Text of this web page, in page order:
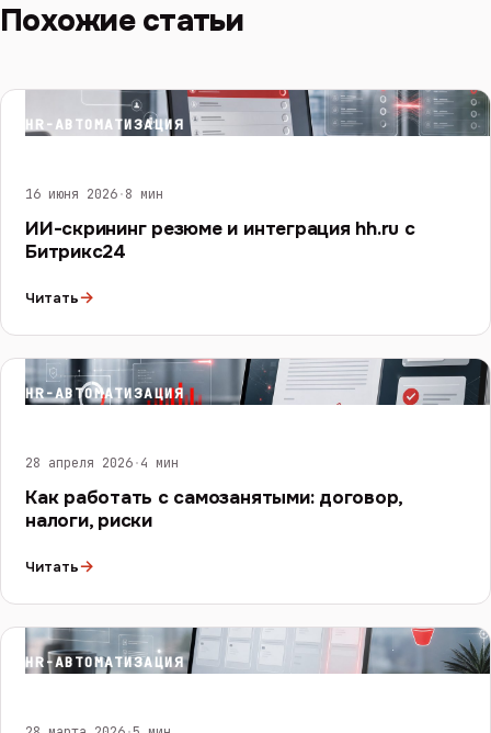
Похожие статьи
HR-АВТОМАТИЗАЦИЯ
16 июня 2026·8 мин
ИИ-скрининг резюме и интеграция hh.ru с
Битрикс24
Читать→
HR-АВТОМАТИЗАЦИЯ
28 апреля 2026·4 мин
Как работать с самозанятыми: договор,
налоги, риски
Читать→
HR-АВТОМАТИЗАЦИЯ